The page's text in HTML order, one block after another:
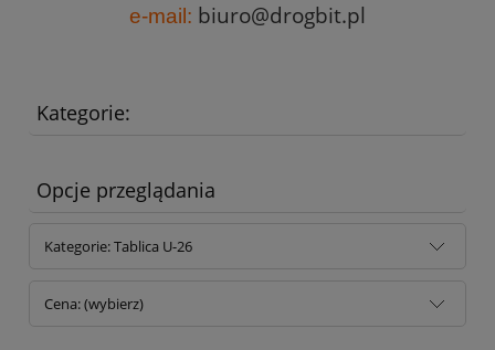
e-mail: biuro@drogbit.pl
Kategorie:
Opcje przeglądania
Kategorie: Tablica U-26
Cena: (wybierz)